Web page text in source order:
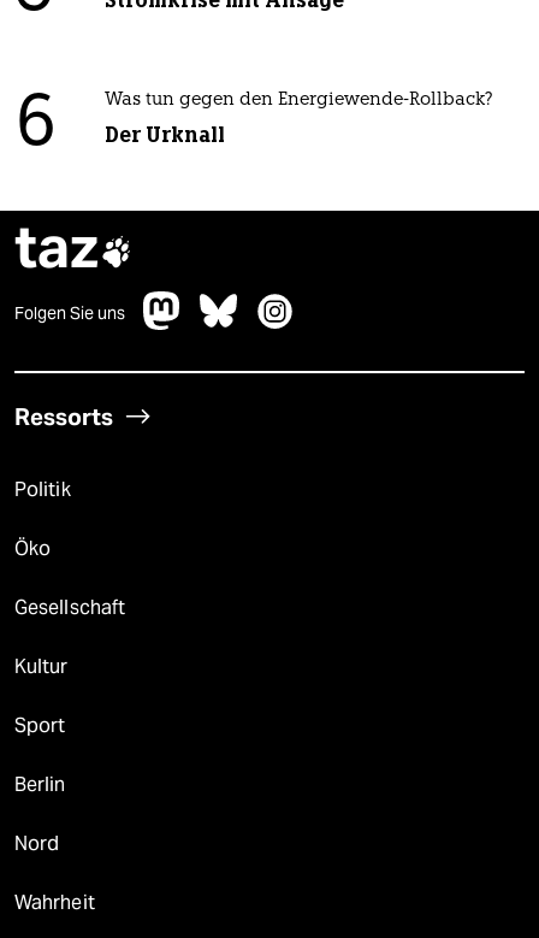
6 Was tun gegen den Energiewende-Rollback?
Der Urknall
taz
Folgen Sie uns
Ressorts
Politik
Öko
Gesellschaft
Kultur
Sport
Berlin
Nord
Wahrheit